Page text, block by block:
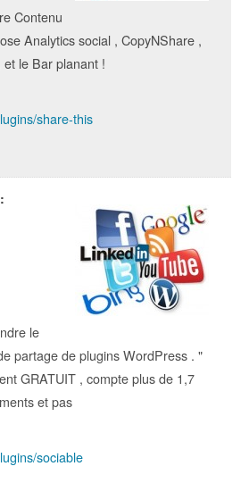
Contenu
Analytics social , CopyNShare ,
le Bar planant !
share-this
le
partage de plugins WordPress . "
GRATUIT , compte plus de 1,7
et pas
sociable